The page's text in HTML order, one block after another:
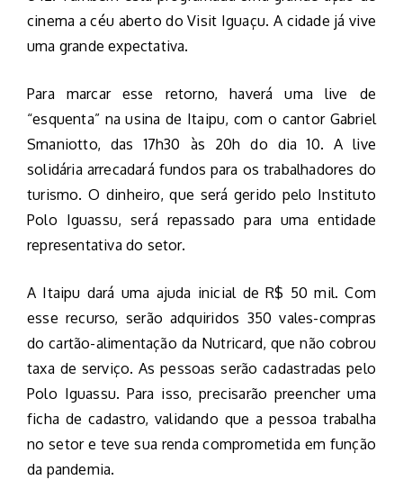
cinema a céu aberto do Visit Iguaçu. A cidade já vive
uma grande expectativa.
Para marcar esse retorno, haverá uma live de
“esquenta” na usina de Itaipu, com o cantor Gabriel
Smaniotto, das 17h30 às 20h do dia 10. A live
solidária arrecadará fundos para os trabalhadores do
turismo. O dinheiro, que será gerido pelo Instituto
Polo Iguassu, será repassado para uma entidade
representativa do setor.
A Itaipu dará uma ajuda inicial de R$ 50 mil. Com
esse recurso, serão adquiridos 350 vales-compras
do cartão-alimentação da Nutricard, que não cobrou
taxa de serviço. As pessoas serão cadastradas pelo
Polo Iguassu. Para isso, precisarão preencher uma
ficha de cadastro, validando que a pessoa trabalha
no setor e teve sua renda comprometida em função
da pandemia.